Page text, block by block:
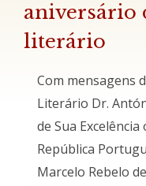
aniversário
literário
Com mensagens
Literário Dr.
de Sua
República
Marcelo Rebelo